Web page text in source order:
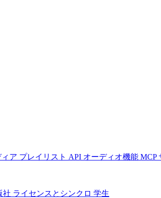
ア プレイリスト API オーディオ機能 MCP
社 ライセンスとシンクロ 学生